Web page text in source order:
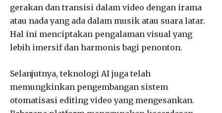
gerakan dan transisi dalam video dengan irama
atau nada yang ada dalam musik atau suara latar.
Hal ini menciptakan pengalaman visual yang
lebih imersif dan harmonis bagi penonton.
Selanjutnya, teknologi AI juga telah
memungkinkan pengembangan sistem
otomatisasi editing video yang mengesankan.